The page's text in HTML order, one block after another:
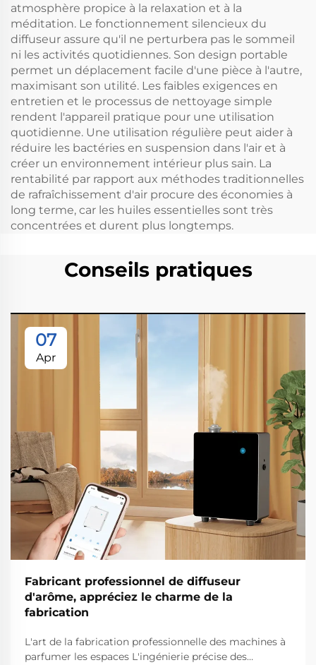
atmosphère propice à la relaxation et à la
méditation. Le fonctionnement silencieux du
diffuseur assure qu'il ne perturbera pas le sommeil
ni les activités quotidiennes. Son design portable
permet un déplacement facile d'une pièce à l'autre,
maximisant son utilité. Les faibles exigences en
entretien et le processus de nettoyage simple
rendent l'appareil pratique pour une utilisation
quotidienne. Une utilisation régulière peut aider à
réduire les bactéries en suspension dans l'air et à
créer un environnement intérieur plus sain. La
rentabilité par rapport aux méthodes traditionnelles
de rafraîchissement d'air procure des économies à
long terme, car les huiles essentielles sont très
concentrées et durent plus longtemps.
Conseils pratiques
07
Apr
Fabricant professionnel de diffuseur
d'arôme, appréciez le charme de la
fabrication
L'art de la fabrication professionnelle des machines à
parfumer les espaces L'ingénierie précise des